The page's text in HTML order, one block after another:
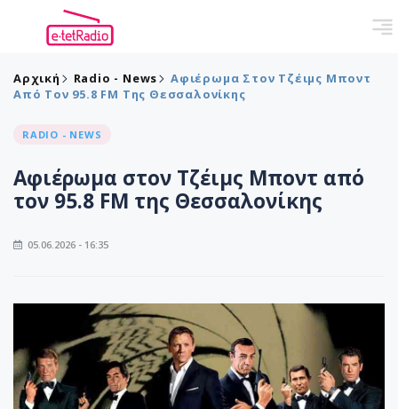
Αρχική Radio - News
Αφιέρωμα Στον Τζέιμς Μποντ
Από Τον 95.8 FM Της Θεσσαλονίκης
RADIO - NEWS
Αφιέρωμα στον Τζέιμς Μποντ από
τον 95.8 FM της Θεσσαλονίκης
05.06.2026 - 16:35